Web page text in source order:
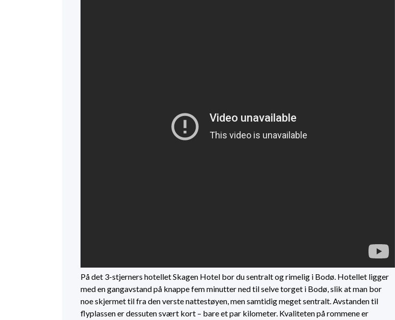
På det 3-stjerners hotellet Skagen Hotel bor du sentralt og rimelig i Bodø. Hotellet ligger
med en gangavstand på knappe fem minutter ned til selve torget i Bodø, slik at man bor
noe skjermet til fra den verste nattestøyen, men samtidig meget sentralt. Avstanden til
flyplassen er dessuten svært kort – bare et par kilometer. Kvaliteten på rommene er